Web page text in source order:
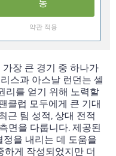
동
약관 적용
장 큰 경기 중 하나가
스과 아스날 런던는 셀
리를 얻기 위해 노력할
클럽 모두에게 큰 기대
근 팀 성적, 상대 전적
면을 다룹니다. 제공된
을 내리는 데 도움을
하게 작성되었지만 더